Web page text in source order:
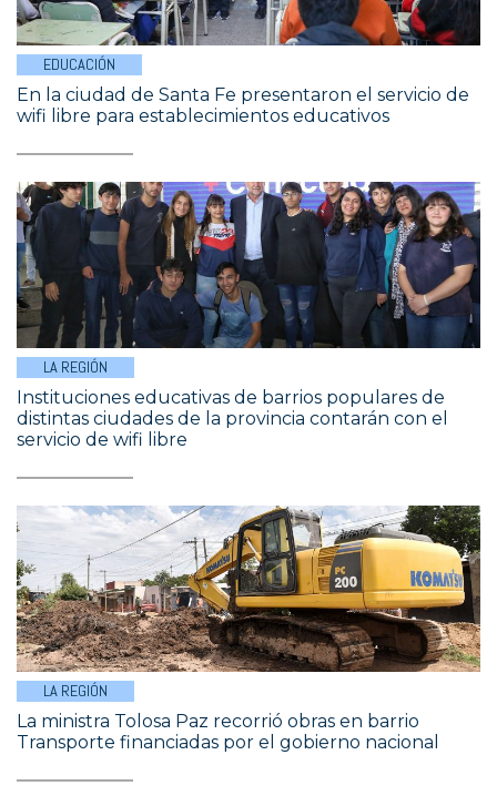
EDUCACIÓN
En la ciudad de Santa Fe presentaron el servicio de
wifi libre para establecimientos educativos
LA REGIÓN
Instituciones educativas de barrios populares de
distintas ciudades de la provincia contarán con el
servicio de wifi libre
LA REGIÓN
La ministra Tolosa Paz recorrió obras en barrio
Transporte financiadas por el gobierno nacional